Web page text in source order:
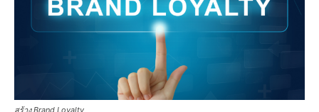
สร้าง Brand Loyalty